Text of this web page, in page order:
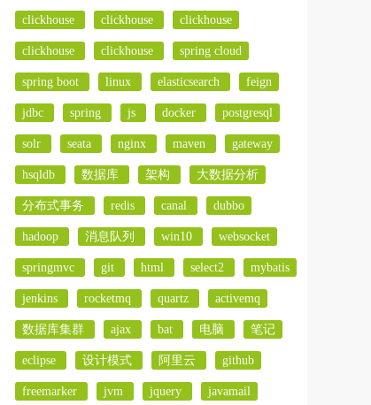
clickhouse clickhouse clickhouse
clickhouse clickhouse spring cloud
spring boot linux elasticsearch feign
jdbc spring js docker postgresql
solr seata nginx maven gateway
hsqldb 数据库 架构 大数据分析
分布式事务 redis canal dubbo
hadoop 消息队列 win10 websocket
springmvc git html select2 mybatis
jenkins rocketmq quartz activemq
数据库集群 ajax bat 电脑 笔记
eclipse 设计模式 阿里云 github
freemarker jvm jquery javamail